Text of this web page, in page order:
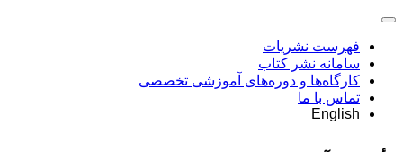
فهرست نشریات
سامانه نشر کتاب
کارگاه‌ها و دوره‌های آموزشی تخصصی
تماس با ما
English